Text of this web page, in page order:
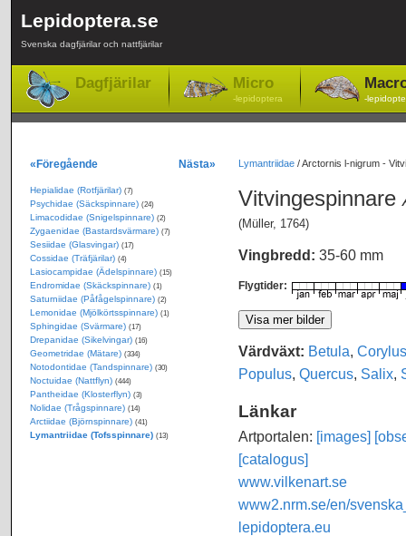
Lepidoptera.se
Svenska dagfjärilar och nattfjärilar
Dagfjärilar Micro
-lepidoptera -
Lymantriidae/Arctornis l-nigrum -
Vitvingespinnare
(Müller, 1764)
Vingbredd: 35-60 mm
Flygtider:
Värdväxt: Betula, Corylus
Populus, Quercus, Salix,
Länkar
Artportalen: [images]
[catalogus]
www.vilkenart.se
www2.nrm.se/en/
lepidoptera.eu
«Föregående Nästa»
Hepialidae (Rotfjärilar) (7)
Psychidae (Säckspinnare) (24)
Limacodidae (Snigelspinnare) (2)
Zygaenidae (Bastardsvärmare) (7)
Sesiidae (Glasvingar) (17)
Cossidae (Träfjärilar) (4)
Lasiocampidae (Ädelspinnare) (15)
Endromidae (Skäckspinnare) (1)
Saturniidae (Påfågelspinnare) (2)
Lemonidae (Mjölkörtsspinnare) (1)
Sphingidae (Svärmare) (17)
Drepanidae (Sikelvingar) (16)
Geometridae (Mätare) (334)
Notodontidae (Tandspinnare) (30)
Noctuidae (Nattflyn) (444)
Pantheidae (Klosterflyn) (3)
Nolidae (Trågspinnare) (14)
Arctiidae (Björnspinnare) (41)
Lymantriidae (Tofsspinnare) (13)